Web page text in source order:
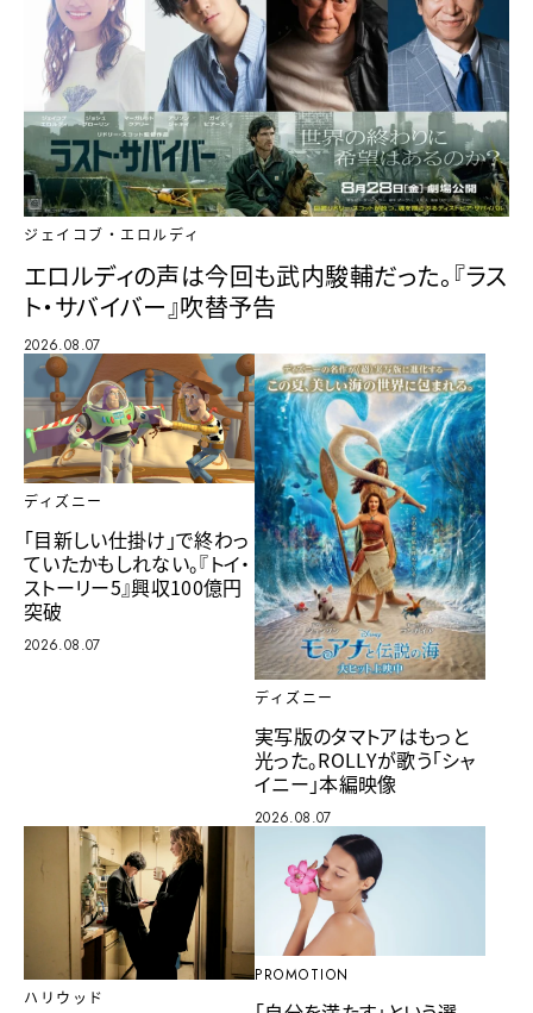
ジェイコブ・エロルディ
エロルディの声は今回も武内駿輔だった。『ラス
ト・サバイバー』吹替予告
2026.08.07
ディズニー
「目新しい仕掛け」で終わっ
ていたかもしれない。『トイ・
ストーリー5』興収100億円
突破
2026.08.07
ディズニー
実写版のタマトアはもっと
光った。ROLLYが歌う「シャ
イニー」本編映像
2026.08.07
ハリウッド
PROMOTION